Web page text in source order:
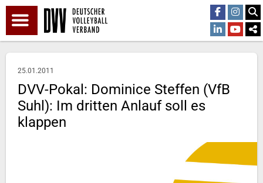
25.01.2011
DVV-Pokal: Dominice Steffen (VfB
Suhl): Im dritten Anlauf soll es
klappen